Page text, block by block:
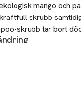
mango och
skrubb
skrubb tar bort
i hårbotten.